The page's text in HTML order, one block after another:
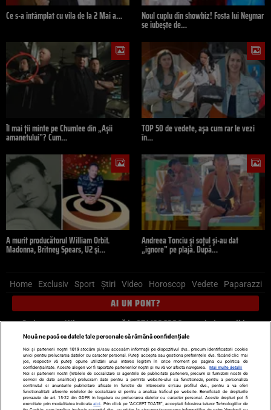
Ce s-a întâmplat cu vila de la 2 Mai a… Noul cuplu din showbiz! Fosta lui Neymar
se iubește de…
Îl mai ții minte pe Chumlee din „Așii
amanetului”? Cum…
TOP 50 de vedete, așa cum rar le vezi
în…
A murit producătorul William Orbit.
Madonna, Britney Spears, U2 și…
Andreea Tonciu și soțul și-au dat
„ignore” pe plajă. După…
Home Exclusiv Sport Știri Video Horoscop Vedete Paparazzi
AI UN PONT?
Scrie-ne pe Whatsapp, sună la 0741226226 sau trimite mail la
pont@cancan.ro
Știri interne Știri externe
Politică
Ultimele stiri
Diete Insula Iubirii Dictionar de vise
LIFE STYLE
Horoscop
Nouă ne pasă ca datele tale personale să rămână confidențiale
Noi și partenerii noștri 1019stocăm și/sau accesăm informații pe dispozitivul dvs., precum identificatorii cookie
unici pentru prelucrarea datelor cu caracter personal. Puteți accepta sau gestiona preferințele dvs. făcând clic mai
jos, respectiv vă puteți opune utilizării unui interes legitim în orice moment pe pagina cu politica de
confidențialitate. Aceste alegeri vor fi raportate partenerilor noștri și nu vă vor afecta navigarea.
Mai multe detalii
Noi si partenerii nostri (retelele de socializare si agentiile de publicitate partenere, precum si furnizorii nostri de
servicii de date analitice) prelucram date pentru a permite website-ului sa functioneze, pentru a personaliza
continutul si anunturile publicitare afisate in functie de interesele si/sau profilul dvs., pentru a va oferi
functionalitati aferente retelelor de socializare si pentru a analiza traficul pe website. Beneficiati de drepturile
prevazute de art. 15-22 din GDPR in legatura cu prelucrarea datelor cu caracter personal. Aceste drepturi pot fi
exercitate prin modalitatea indicataaici . Prin click pe “ACCEPT TOATE”, acceptati folosirea tuturor Tehnologiilor de